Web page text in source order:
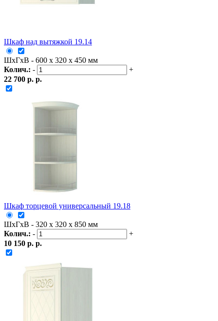
Шкаф над вытяжкой 19.14
ШxГxВ - 600 x 320 x 450 мм
Колич.: -
+
22 700 р. р.
Шкаф торцевой универсальный 19.18
ШxГxВ - 320 x 320 x 850 мм
Колич.: -
+
10 150 р. р.